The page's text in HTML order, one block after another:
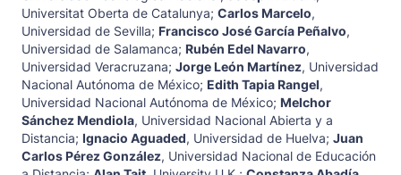
Universitat Oberta de Catalunya; Carlos Marcelo,
Universidad de Sevilla; Francisco José García Peñalvo,
Universidad de Salamanca; Rubén Edel Navarro,
Universidad Veracruzana; Jorge León Martínez, Universidad
Nacional Autónoma de México; Edith Tapia Rangel,
Universidad Nacional Autónoma de México; Melchor
Sánchez Mendiola, Universidad Nacional Abierta y a
Distancia; Ignacio Aguaded, Universidad de Huelva; Juan
Carlos Pérez González, Universidad Nacional de Educación